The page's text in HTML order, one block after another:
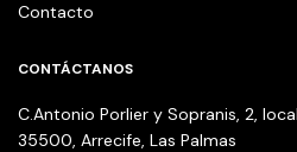
Contacto
CONTÁCTANOS
C.Antonio Porlier y Sopranis, 2,
35500, Arrecife, Las Palmas